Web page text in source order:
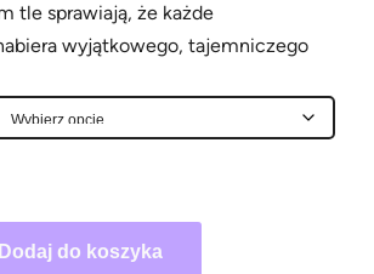
c
e
n
:
d
7
tle sprawiają, że każde
wyjątkowego, tajemniczego
Dodaj do koszyka